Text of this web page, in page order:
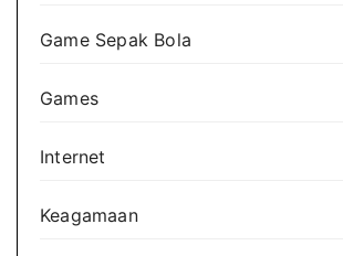
Game Sepak Bola
Games
Internet
Keagamaan